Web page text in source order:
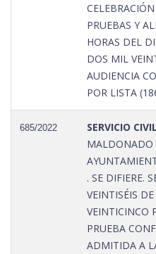
PRUEBAS Y
HORAS DEL
DOS MIL
AUDIENCIA
POR LISTA
685/2022 SERVICIO
MALDONADO
. SE DIFIERE.
VEINTISÉIS
VEINTICINCO
PRUEBA
ADMITIDA A